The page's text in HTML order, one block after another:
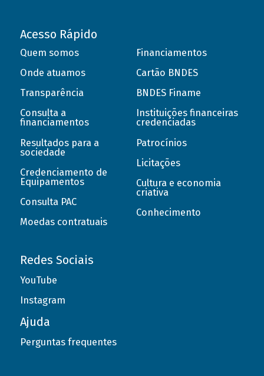
Acesso Rápido
Quem somos
Onde atuamos
Transparência
Consulta a
financiamentos
Resultados para a
sociedade
Credenciamento de
Equipamentos
Consulta PAC
Moedas contratuais
Financiamentos
Cartão BNDES
BNDES Finame
Instituições financeiras
credenciadas
Patrocínios
Licitações
Cultura e economia
criativa
Conhecimento
Redes Sociais
YouTube
Instagram
Ajuda
Perguntas frequentes